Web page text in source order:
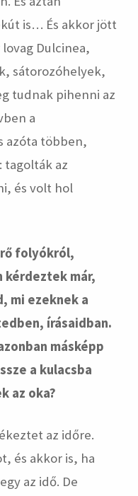
is… És akkor jött
Dulcinea,
sátorozóhelyek,
tudnak pihenni az
a
azóta többen,
tagolták az
és volt hol
folyókról,
kérdeztek már,
mi ezeknek a
írásaidban.
másképp
a kulacsba
az oka?
az időre.
és akkor is, ha
az idő. De